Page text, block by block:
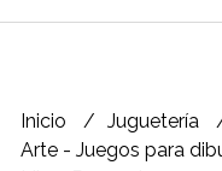
Inicio
Juguetería
Arte - Juegos para